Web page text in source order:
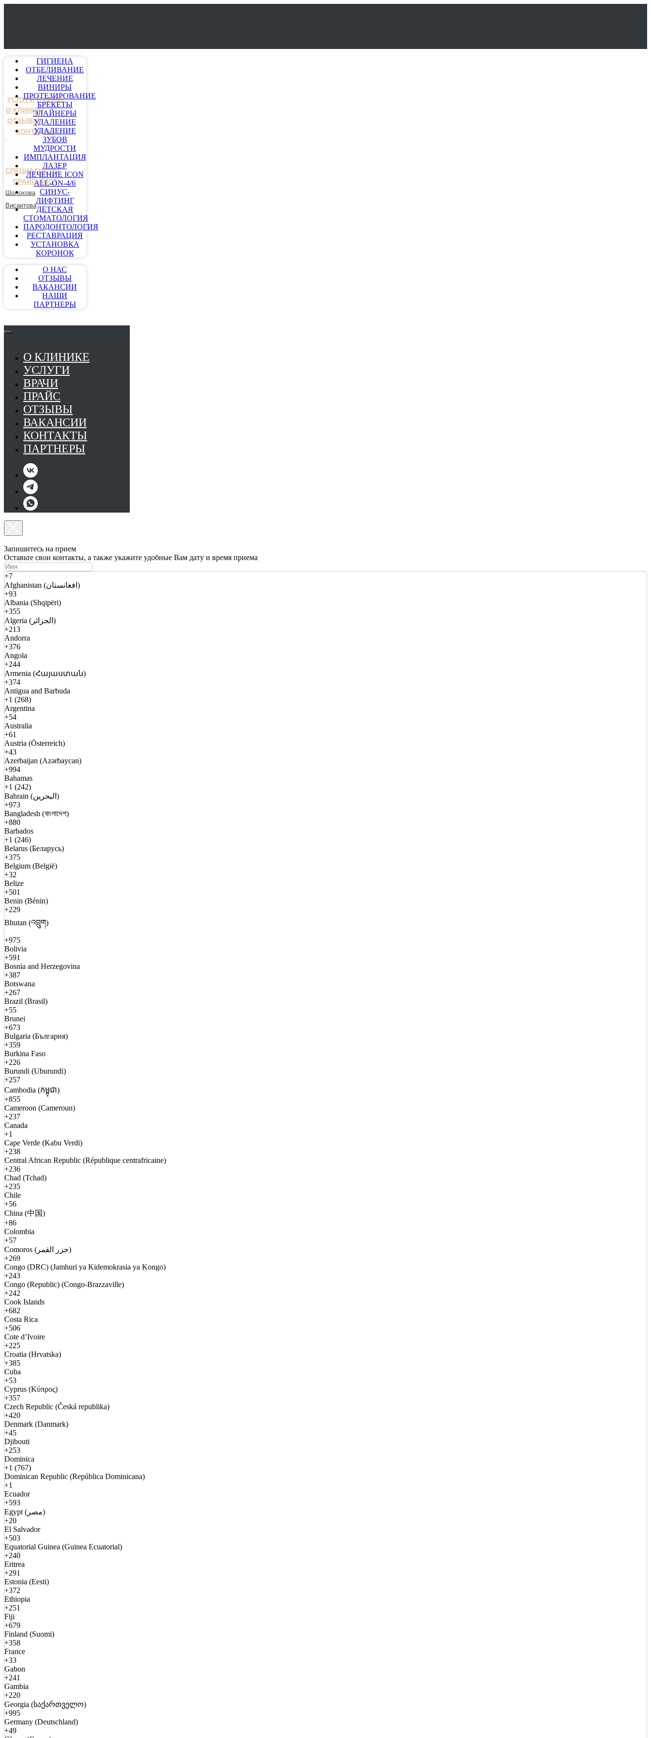
УСЛУГИ И ЦЕНЫ
О КЛИНИКЕ
ОТЗЫВЫ
КОНТАКТЫ
СПЕЦИАЛИСТЫ
ПРАЙС-ЛИСТ
Шолохова
Висаитова
ГИГИЕНА
ОТБЕЛИВАНИЕ
ЛЕЧЕНИЕ
ВИНИРЫ
ПРОТЕЗИРОВАНИЕ
БРЕКЕТЫ
ЭЛАЙНЕРЫ
УДАЛЕНИЕ
УДАЛЕНИЕ
ЗУБОВ
МУДРОСТИ
ИМПЛАНТАЦИЯ
ЛАЗЕР
ЛЕЧЕНИЕ ICON
ALL-ON-4/6
СИНУС-
ЛИФТИНГ
ДЕТСКАЯ
СТОМАТОЛОГИЯ
ПАРОДОНТОЛОГИЯ
РЕСТАВРАЦИЯ
УСТАНОВКА
КОРОНОК
О НАС
ОТЗЫВЫ
ВАКАНСИИ
НАШИ
ПАРТНЕРЫ
О КЛИНИКЕ
УСЛУГИ
ВРАЧИ
ПРАЙС
ОТЗЫВЫ
ВАКАНСИИ
КОНТАКТЫ
ПАРТНЕРЫ
Запишитесь на прием
Оставьте свои контакты, а также укажите удобные Вам дату и время приема
+7
Afghanistan (افغانستان)
+93
Albania (Shqipëri)
+355
Algeria (الجزائر)
+213
Andorra
+376
Angola
+244
Armenia (Հայաստան)
+374
Antigua and Barbuda
+1 (268)
Argentina
+54
Australia
+61
Austria (Österreich)
+43
Azerbaijan (Azərbaycan)
+994
Bahamas
+1 (242)
Bahrain (البحرين)
+973
Bangladesh (বাংলাদেশ)
+880
Barbados
+1 (246)
Belarus (Беларусь)
+375
Belgium (België)
+32
Belize
+501
Benin (Bénin)
+229
Bhutan (འབྲུག)
+975
Bolivia
+591
Bosnia and Herzegovina
+387
Botswana
+267
Brazil (Brasil)
+55
Brunei
+673
Bulgaria (България)
+359
Burkina Faso
+226
Burundi (Uburundi)
+257
Cambodia (កម្ពុជា)
+855
Cameroon (Cameroun)
+237
Canada
+1
Cape Verde (Kabu Verdi)
+238
Central African Republic (République centrafricaine)
+236
Chad (Tchad)
+235
Chile
+56
China (中国)
+86
Colombia
+57
Comoros (جزر القمر)
+269
Congo (DRC) (Jamhuri ya Kidemokrasia ya Kongo)
+243
Congo (Republic) (Congo-Brazzaville)
+242
Cook Islands
+682
Costa Rica
+506
Cote d’Ivoire
+225
Croatia (Hrvatska)
+385
Cuba
+53
Cyprus (Κύπρος)
+357
Czech Republic (Česká republika)
+420
Denmark (Danmark)
+45
Djibouti
+253
Dominica
+1 (767)
Dominican Republic (República Dominicana)
+1
Ecuador
+593
Egypt (مصر)
+20
El Salvador
+503
Equatorial Guinea (Guinea Ecuatorial)
+240
Eritrea
+291
Estonia (Eesti)
+372
Ethiopia
+251
Fiji
+679
Finland (Suomi)
+358
France
+33
Gabon
+241
Gambia
+220
Georgia (საქართველო)
+995
Germany (Deutschland)
+49